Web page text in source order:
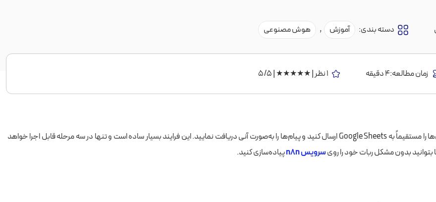
دسته بندی: آموزش , هوش مصنوعی
زمان مطالعه:4 دقیقه 1 نظر | ★★★★★ | 5/5
، می‌توانید به‌سادگی ربات‌های سفارشی بسازید، ورودی‌ها را مستقیماً به Google Sheets ارسال کنید و پیام‌ها را به‌صورت آنی دریافت نمایید. این فرایند بسیار ساده است و تنها در سه مرحله قابل اجرا خواهد
بتوانید بدون مشکل ربات خود را رویسرویس n8n پیاده‌سازی کنید.